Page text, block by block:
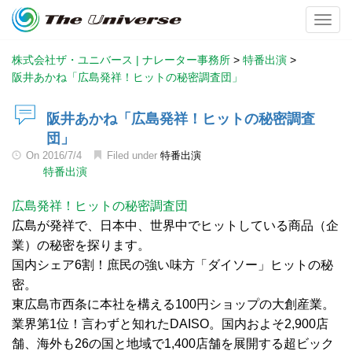
株式会社ザ・ユニバース | ナレーター事務所 > 特番出演 >
阪井あかね「広島発祥！ヒットの秘密調査団」
阪井あかね「広島発祥！ヒットの秘密調査
団」
On 2016/7/4 Filed under 特番出演
特番出演
広島発祥！ヒットの秘密調査団
広島が発祥で、日本中、世界中でヒットしている商品（企
業）の秘密を探ります。
国内シェア6割！庶民の強い味方「ダイソー」ヒットの秘
密。
東広島市西条に本社を構える100円ショップの大創産業。
業界第1位！言わずと知れたDAISO。国内およそ2,900店
舗、海外も26の国と地域で1,400店舗を展開する超ビック